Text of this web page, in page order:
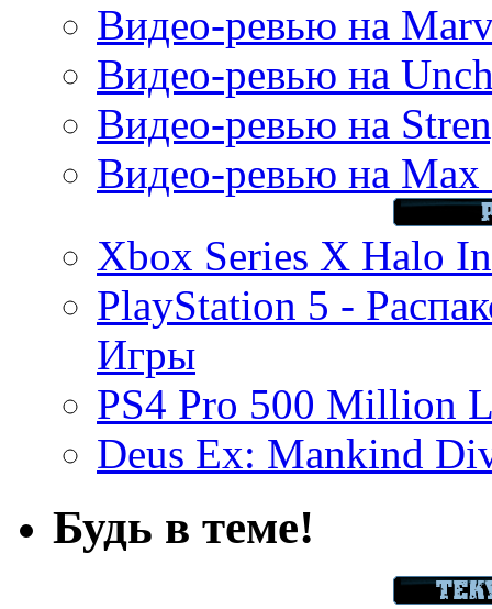
Видео-ревью на
Видео-ревью на
Видео-ревью на
Видео-ревью на Max
Xbox Series X Halo
PlayStation 5 -
Игры
PS4 Pro 500 Million
Deus Ex: Mankind
Будь в теме!